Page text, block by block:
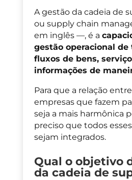
Agestão dacadeia de
ou supplychain m
em inglês —, é a
gestão operacional de
fluxos de bens,
informações de
Para que a relação
empresas que fazem
seja a mais harmônica
preciso que todos
sejam integrados.
Qual o objetivo
da cadeia de